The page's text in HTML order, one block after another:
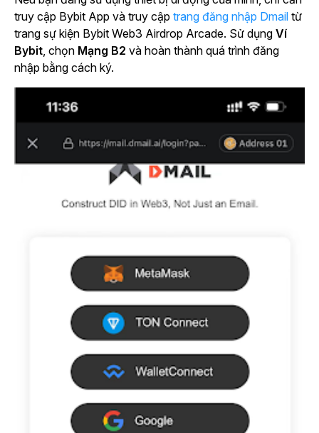
truy cập Bybit App và truy cập trang đăng nhập Dmail từ
trang sự kiện Bybit Web3 Airdrop Arcade. Sử dụng Ví
Bybit, chọn Mạng B2 và hoàn thành quá trình đăng
nhập bằng cách ký.